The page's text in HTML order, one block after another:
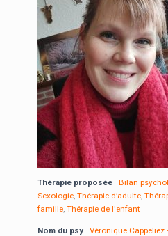
Nom du psy Véronique
Thérapie proposée Bilan
Sexologie, Thérapie d’adulte,
famille, Thérapie de l'enfant